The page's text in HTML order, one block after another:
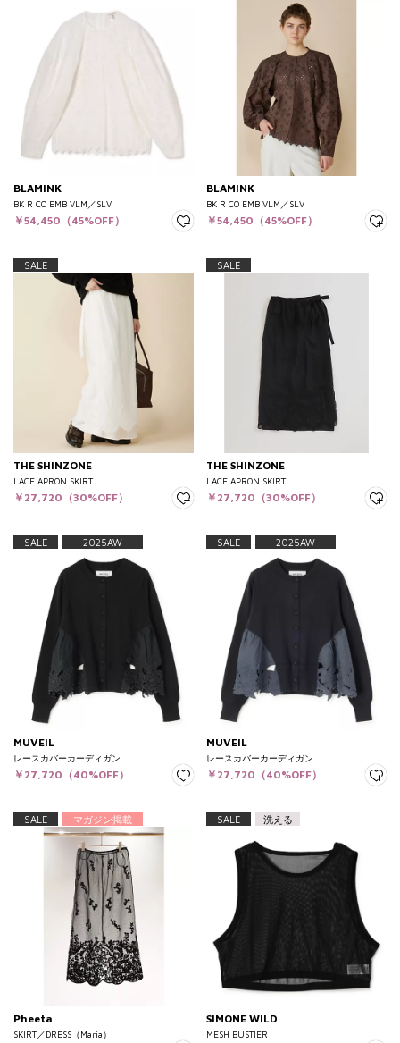
BLAMINK
BK R CO EMB VLM／SLV
￥54,450（45%OFF）
BLAMINK
BK R CO EMB VLM／SLV
￥54,450（45%OFF）
SALE
THE SHINZONE
LACE APRON SKIRT
￥27,720（30%OFF）
SALE
THE SHINZONE
LACE APRON SKIRT
￥27,720（30%OFF）
SALE 2025AW
MUVEIL
レースカバーカーディガン
￥27,720（40%OFF）
SALE 2025AW
MUVEIL
レースカバーカーディガン
￥27,720（40%OFF）
SALE マガジン掲載
Pheeta
SKIRT／DRESS（Maria）
SALE 洗える
SIMONE WILD
MESH BUSTIER